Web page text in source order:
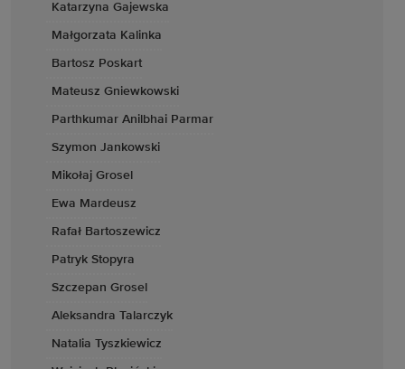
Katarzyna Gajewska
Małgorzata Kalinka
Bartosz Poskart
Mateusz Gniewkowski
Parthkumar Anilbhai Parmar
Szymon Jankowski
Mikołaj Grosel
Ewa Mardeusz
Rafał Bartoszewicz
Patryk Stopyra
Szczepan Grosel
Aleksandra Talarczyk
Natalia Tyszkiewicz